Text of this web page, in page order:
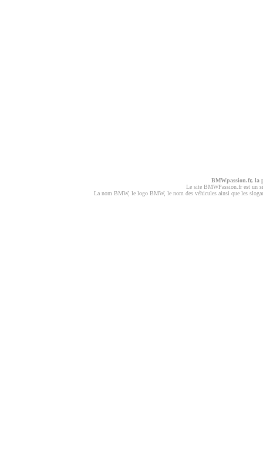
BMWpassion.fr, la
Le site BMWPassion.fr est un
La nom BMW, le logo BMW, le nom des véhicules ainsi que les